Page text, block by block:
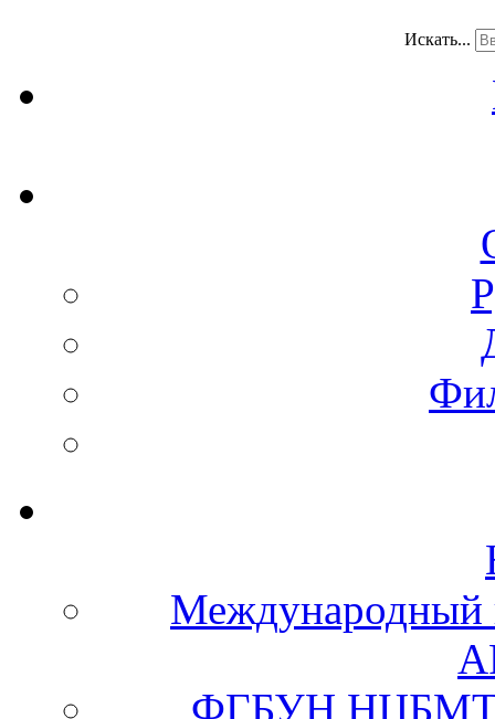
Искать...
Международный
ФГБУН НЦБМТ